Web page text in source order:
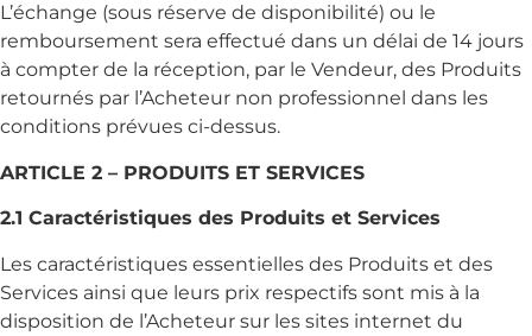
L’échange (sous réserve de disponibilité) ou le
remboursement sera effectué dans un délai de 14 jours
à compter de la réception, par le Vendeur, des Produits
retournés par l’Acheteur non professionnel dans les
conditions prévues ci-dessus.
ARTICLE 2 – PRODUITS ET SERVICES
2.1 Caractéristiques des Produits et Services
Les caractéristiques essentielles des Produits et des
Services ainsi que leurs prix respectifs sont mis à la
disposition de l’Acheteur sur les sites internet du